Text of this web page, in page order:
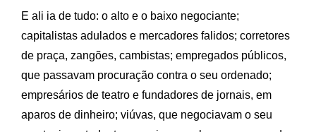
E ali ia de tudo: o alto e o baixo negociante;
capitalistas adulados e mercadores falidos; corretores
de praça, zangões, cambistas; empregados públicos,
que passavam procuração contra o seu ordenado;
empresários de teatro e fundadores de jornais, em
aparos de dinheiro; viúvas, que negociavam o seu